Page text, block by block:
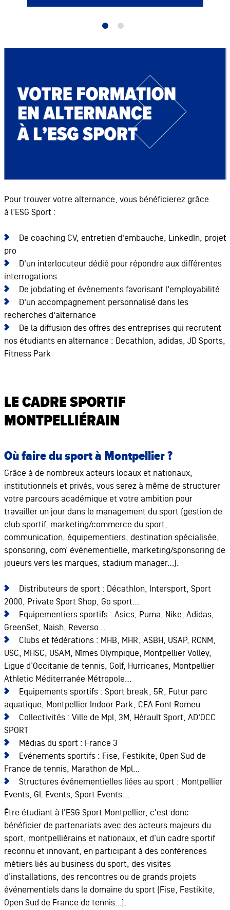
Pour trouver votre alternance, vous bénéficierez grâce
à l’ESG Sport :
De coaching CV, entretien d'embauche, LinkedIn, projet
pro
D'un interlocuteur dédié pour répondre aux différentes
interrogations
De jobdating et évènements favorisant l'employabilité
D'un accompagnement personnalisé dans les
recherches d'alternance
De la diffusion des offres des entreprises qui recrutent
nos étudiants en alternance : Decathlon, adidas, JD Sports,
Fitness Park
LE CADRE SPORTIF
MONTPELLIÉRAIN
Où faire du sport à Montpellier ?
Grâce à de nombreux acteurs locaux et nationaux,
institutionnels et privés, vous serez à même de structurer
votre parcours académique et votre ambition pour
travailler un jour dans le management du sport (gestion de
club sportif, marketing/commerce du sport,
communication, équipementiers, destination spécialisée,
sponsoring, com’ événementielle, marketing/sponsoring de
joueurs vers les marques, stadium manager…).
Distributeurs de sport : Décathlon, Intersport, Sport
2000, Private Sport Shop, Go sport…
Equipementiers sportifs : Asics, Puma, Nike, Adidas,
GreenSet, Naish, Reverso…
Clubs et fédérations : MHB, MHR, ASBH, USAP, RCNM,
USC, MHSC, USAM, Nîmes Olympique, Montpellier Volley,
Ligue d’Occitanie de tennis, Golf, Hurricanes, Montpellier
Athletic Méditerranée Métropole…
Equipements sportifs : Sport break, 5R, Futur parc
aquatique, Montpellier Indoor Park, CEA Font Romeu
Collectivités : Ville de Mpl, 3M, Hérault Sport, AD'OCC
SPORT
Médias du sport : France 3
Evénements sportifs : Fise, Festikite, Open Sud de
France de tennis, Marathon de Mpl…
Structures événementielles liées au sport : Montpellier
Events, GL Events, Sport Events...
Être étudiant à l'ESG Sport Montpellier, c'est donc
bénéficier de partenariats avec des acteurs majeurs du
sport, montpelliérains et nationaux, et d’un cadre sportif
reconnu et innovant, en participant à des conférences
métiers liés au business du sport, des visites
d’installations, des rencontres ou de grands projets
événementiels dans le domaine du sport (Fise, Festikite,
Open Sud de France de tennis…).